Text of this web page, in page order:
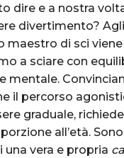
dire e a nostra
divertimento?
maestro di sci
a sciare con
mentale.
il percorso
graduale,
all’età.
una vera e propria